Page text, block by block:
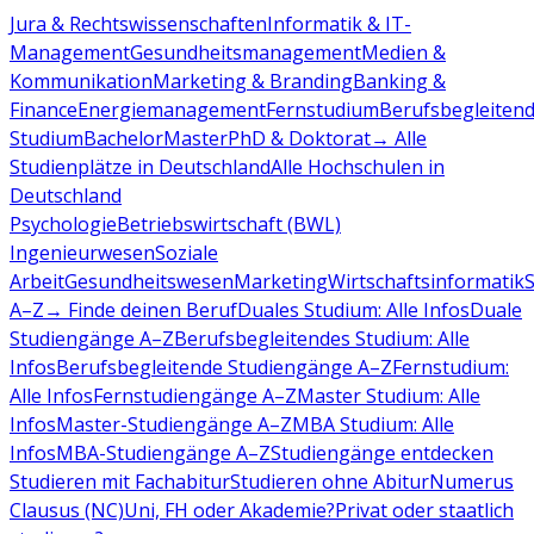
Jura & RechtswissenschaftenInformatik & IT-
ManagementGesundheitsmanagementMedien &
KommunikationMarketing & BrandingBanking &
FinanceEnergiemanagementFernstudiumBerufsbegleitend
StudiumBachelorMasterPhD & Doktorat→ Alle
Studienplätze in DeutschlandAlle Hochschulen in
Deutschland
PsychologieBetriebswirtschaft (BWL)
IngenieurwesenSoziale
ArbeitGesundheitswesenMarketingWirtschaftsinformatik
A–Z→ Finde deinen BerufDuales Studium: Alle InfosDuale
Studiengänge A–ZBerufsbegleitendes Studium: Alle
InfosBerufsbegleitende Studiengänge A–ZFernstudium:
Alle InfosFernstudiengänge A–ZMaster Studium: Alle
InfosMaster-Studiengänge A–ZMBA Studium: Alle
InfosMBA-Studiengänge A–ZStudiengänge entdecken
Studieren mit FachabiturStudieren ohne AbiturNumerus
Clausus (NC)Uni, FH oder Akademie?Privat oder staatlich